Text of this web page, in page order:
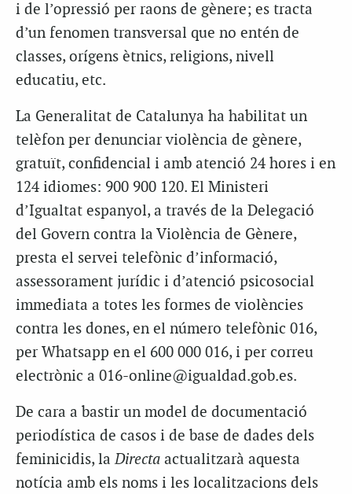
i de l’opressió per raons de gènere; es tracta
d’un fenomen transversal que no entén de
classes, orígens ètnics, religions, nivell
educatiu, etc.
La Generalitat de Catalunya ha habilitat un
telèfon per denunciar violència de gènere,
gratuït, confidencial i amb atenció 24 hores i en
124 idiomes: 900 900 120. El Ministeri
d’Igualtat espanyol, a través de la Delegació
del Govern contra la Violència de Gènere,
presta el servei telefònic d’informació,
assessorament jurídic i d’atenció psicosocial
immediata a totes les formes de violències
contra les dones, en el número telefònic 016,
per Whatsapp en el 600 000 016, i per correu
electrònic a 016-online@igualdad.gob.es.
De cara a bastir un model de documentació
periodística de casos i de base de dades dels
feminicidis, laDirecta actualitzarà aquesta
notícia amb els noms i les localitzacions dels